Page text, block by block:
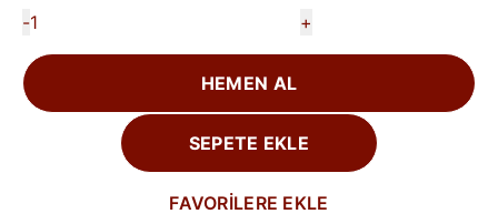
- +
HEMEN AL
SEPETE EKLE
FAVORİLERE EKLE